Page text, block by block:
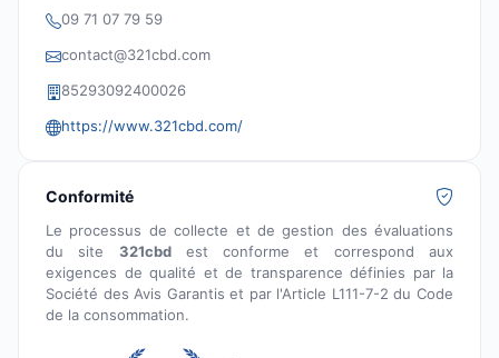
09 71 07 79 59
contact@321cbd.com
85293092400026
https://www.321cbd.com/
Conformité
Le processus de collecte et de gestion des évaluations
du site 321cbdest conforme et correspond aux
exigences de qualité et de transparence définies par la
Société des Avis Garantis et par l'Article L111-7-2 du Code
de la consommation.